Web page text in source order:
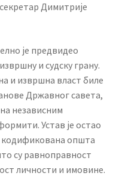
Димитрије
је предвидео
и судску грану.
и извршна власт биле
Државног савета,
независним
Устав је остао
општа
су равноправност
личности и имовине.